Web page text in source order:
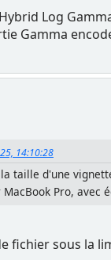
Log
Gamma
14:10:28
taille d'une
Pro, avec
fichier sous la